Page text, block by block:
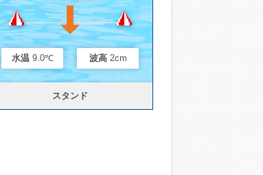
水温 9.0℃ 波高 2cm
スタンド